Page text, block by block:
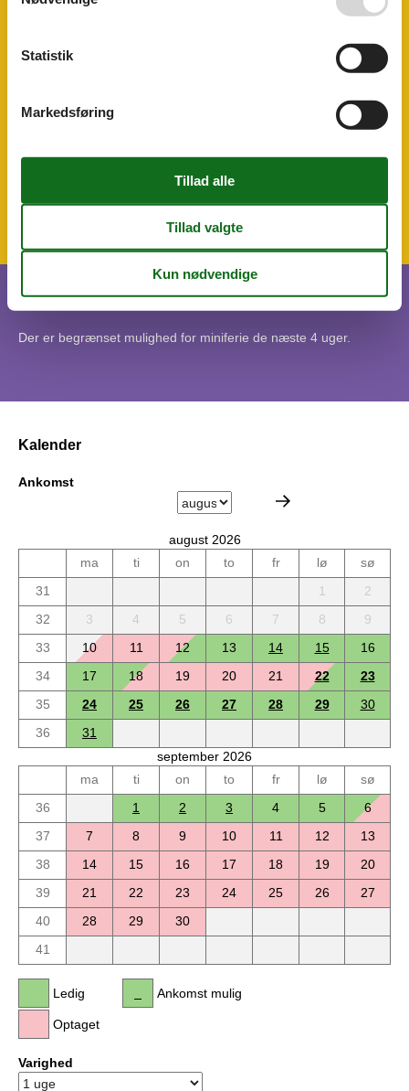
TV
Udvalgt
Miniferie
Der er begrænset mulighed for miniferie de næste 4 uger.
Kalender
Ankomst
august 2026
ma
ti on to fr lø
sø
31
1
2
32
3 4 5 6 7 8
9
33
10 11 12 13 14 15
16
34
17 18 19 20 21 22
23
35
24 25 26 27 28 29
30
36
31
september 2026
ma
ti on to fr lø
sø
36
1 2 3 4 5
6
37
7 8 9 10 11 12
13
38
14 15 16 17 18 19
20
39
21 22 23 24 25 26
27
40
28 29
30
41
Ledig
Optaget
Ankomst mulig
Varighed
Statistik
Markedsføring